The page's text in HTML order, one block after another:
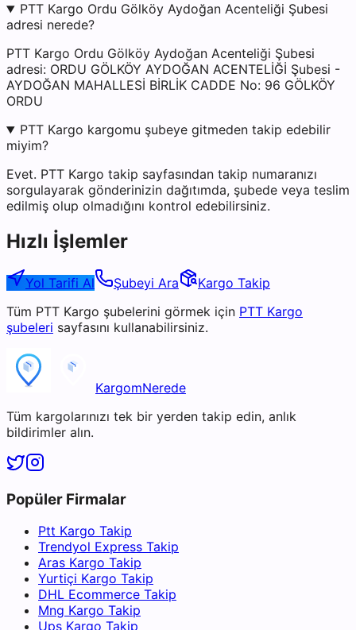
PTT Kargo Ordu Gölköy Aydoğan Acenteliği Şubesi
adresi nerede?
PTT Kargo Ordu Gölköy Aydoğan Acenteliği Şubesi
adresi: ORDU GÖLKÖY AYDOĞAN ACENTELİĞİ Şubesi -
AYDOĞAN MAHALLESİ BİRLİK CADDE No: 96 GÖLKÖY
ORDU
PTT Kargo kargomu şubeye gitmeden takip edebilir
miyim?
Evet. PTT Kargo takip sayfasından takip numaranızı
sorgulayarak gönderinizin dağıtımda, şubede veya teslim
edilmiş olup olmadığını kontrol edebilirsiniz.
Hızlı İşlemler
Yol Tarifi Al Şubeyi Ara
Kargo Takip
Tüm PTT Kargo şubelerini görmek için PTT Kargo
şubeleri sayfasını kullanabilirsiniz.
KargomNerede
Tüm kargolarınızı tek bir yerden takip edin, anlık
bildirimler alın.
Popüler Firmalar
Ptt Kargo Takip
Trendyol Express Takip
Aras Kargo Takip
Yurtiçi Kargo Takip
DHL Ecommerce Takip
Mng Kargo Takip
Ups Kargo Takip